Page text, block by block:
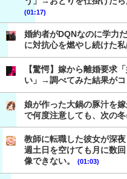
(01:17)
婚約者がDQNなのに学力
に対抗心を燃やし続けた
【驚愕】嫁から離婚要求
い」→調べてみた結果がコ
娘が作った大鍋の豚汁を
で何度注意しても、次の
教師に転職した彼女が深
週土日を空けても月に数
像できない。
(01:03)